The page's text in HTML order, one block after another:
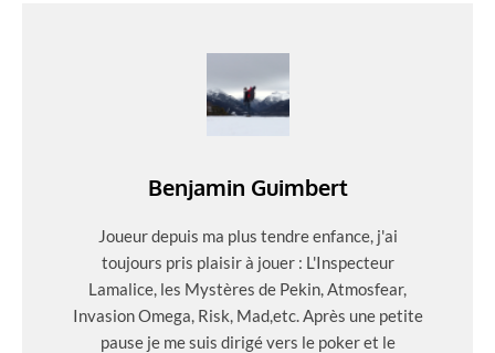
Benjamin Guimbert
Joueur depuis ma plus tendre enfance, j'ai
toujours pris plaisir à jouer : L'Inspecteur
Lamalice, les Mystères de Pekin, Atmosfear,
Invasion Omega, Risk, Mad,etc. Après une petite
pause je me suis dirigé vers le poker et le